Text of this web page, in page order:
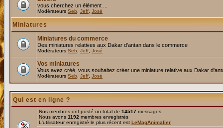
vous cherchez un élément ...
Modérateurs Seb Jeff José
Miniatures
Miniatures du commerce
Des miniatures relatives aux Dakar d'antan dans le commerce
Modérateurs Seb Jeff José
Vos miniatures
Vous avez créé, vous souhaitez créer une miniature relative aux Dakar
Modérateurs Seb Jeff José
Qui est en ligne ?
Nos membres ont posté un total de 14517 messages
Nous avons 1192 membres enregistrés
L'utilisateur enregistré le plus récent est LeMagAnimalier